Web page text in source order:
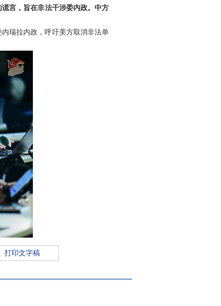
言，旨在非法干涉委内政。中方
瑞拉内政，呼吁美方取消非法单
打印文字稿